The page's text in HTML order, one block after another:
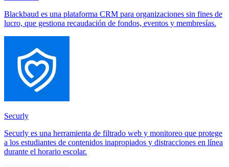
Blackbaud es una plataforma CRM para organizaciones sin fines de
lucro, que gestiona recaudación de fondos, eventos y membresías.
Securly
Securly es una herramienta de filtrado web y monitoreo que protege
a los estudiantes de contenidos inapropiados y distracciones en línea
durante el horario escolar.